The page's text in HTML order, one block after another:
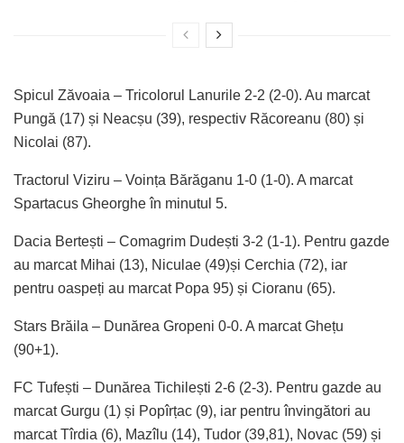
Spicul Zăvoaia – Tricolorul Lanurile 2-2 (2-0). Au marcat
Pungă (17) și Neacșu (39), respectiv Răcoreanu (80) și
Nicolai (87).
Tractorul Viziru – Voința Bărăganu 1-0 (1-0). A marcat
Spartacus Gheorghe în minutul 5.
Dacia Bertești – Comagrim Dudești 3-2 (1-1). Pentru gazde
au marcat Mihai (13), Niculae (49)și Cerchia (72), iar
pentru oaspeți au marcat Popa 95) și Cioranu (65).
Stars Brăila – Dunărea Gropeni 0-0. A marcat Ghețu
(90+1).
FC Tufești – Dunărea Tichilești 2-6 (2-3). Pentru gazde au
marcat Gurgu (1) și Popîrțac (9), iar pentru învingători au
marcat Tîrdia (6), Mazîlu (14), Tudor (39,81), Novac (59) și